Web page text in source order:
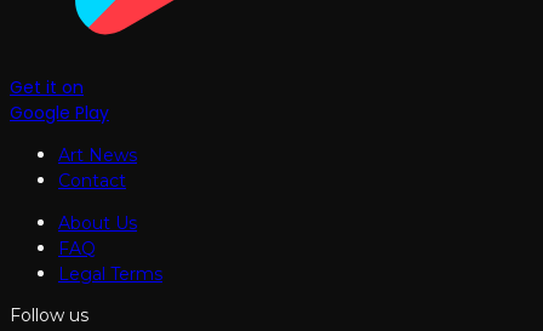
Get it on
Google Play
Art News
Contact
About Us
FAQ
Legal Terms
Follow us